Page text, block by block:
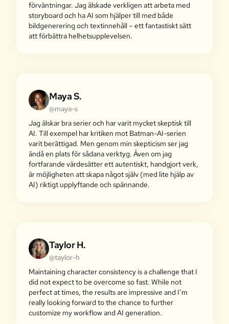
förväntningar. Jag älskade verkligen att arbeta med
storyboard och ha AI som hjälper till med både
bildgenerering och textinnehåll – ett fantastiskt sätt
att förbättra helhetsupplevelsen.
Maya S.
@maya-s
Jag älskar bra serier och har varit mycket skeptisk till
AI. Till exempel har kritiken mot Batman-AI-serien
varit berättigad. Men genom min skepticism ser jag
ändå en plats för sådana verktyg. Även om jag
fortfarande värdesätter ett autentiskt, handgjort verk,
är möjligheten att skapa något själv (med lite hjälp av
AI) riktigt upplyftande och spännande.
Taylor H.
@taylor-h
Maintaining character consistency is a challenge that I
did not expect to be overcome so fast. While not
perfect at times, the results are impressive and I’m
really looking forward to the chance to further
customize my workflow and AI generation.